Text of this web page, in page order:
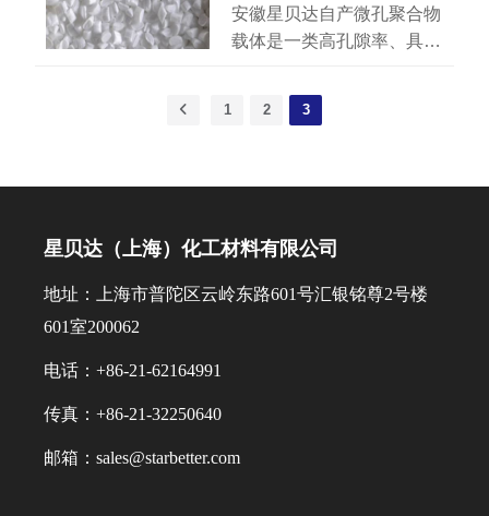
形成具有任一组分都不具备
的独特性质的共混物。相容
界面张力，提高共混物种分
价、高活性和良好的加工
（MAH-g-PP）是最重要的
共混物、PP/无机填料、
安徽星贝达自产微孔聚合物
载体是一类高孔隙率、具有
高分子材料，具有优异的吸
附、过滤和负载性能。利用
囊状母粒。
1 2 3
星贝达（上海）化工材料有限公司
地址：上海市普陀区云岭东路601号汇银铭尊2号楼
601室200062
电话：+86-21-62164991
传真：+86-21-32250640
邮箱：sales@starbetter.com